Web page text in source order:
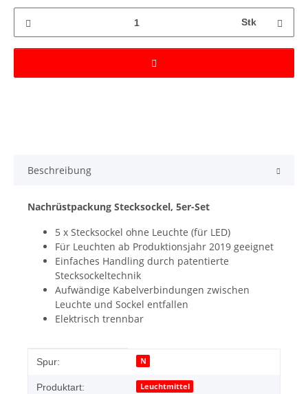
Stk
Beschreibung
Nachrüstpackung Stecksockel, 5er-Set
5 x Stecksockel ohne Leuchte (für LED)
Für Leuchten ab Produktionsjahr 2019 geeignet
Einfaches Handling durch patentierte
Stecksockeltechnik
Aufwändige Kabelverbindungen zwischen
Leuchte und Sockel entfallen
Elektrisch trennbar
Produkteigenschaft
Wert
Spur: N
Produktart: Leuchtmittel